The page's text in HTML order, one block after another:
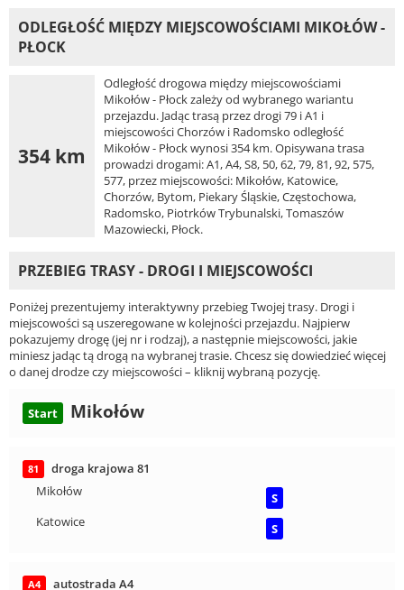
ODLEGŁOŚĆ MIĘDZY MIEJSCOWOŚCIAMI MIKOŁÓW -
PŁOCK
354 km
Odległość drogowa między miejscowościami
Mikołów - Płock zależy od wybranego wariantu
przejazdu. Jadąc trasą przez drogi 79 i A1 i
miejscowości Chorzów i Radomsko odległość
Mikołów - Płock wynosi 354 km. Opisywana trasa
prowadzi drogami: A1, A4, S8, 50, 62, 79, 81, 92, 575,
577, przez miejscowości: Mikołów, Katowice,
Chorzów, Bytom, Piekary Śląskie, Częstochowa,
Radomsko, Piotrków Trybunalski, Tomaszów
Mazowiecki, Płock.
PRZEBIEG TRASY - DROGI I MIEJSCOWOŚCI
Poniżej prezentujemy interaktywny przebieg Twojej trasy. Drogi i
miejscowości są uszeregowane w kolejności przejazdu. Najpierw
pokazujemy drogę (jej nr i rodzaj), a następnie miejscowości, jakie
miniesz jadąc tą drogą na wybranej trasie. Chcesz się dowiedzieć więcej
o danej drodze czy miejscowości – kliknij wybraną pozycję.
Start Mikołów
81
droga krajowa 81
Mikołów
S
Katowice
S
A4 autostrada A4